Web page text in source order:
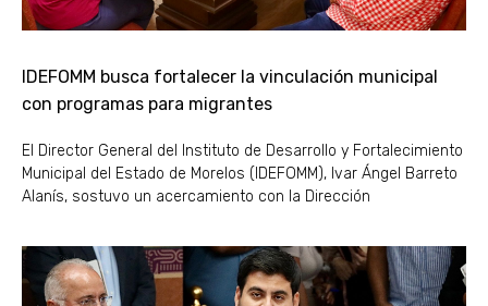
IDEFOMM busca fortalecer la vinculación municipal
con programas para migrantes
El Director General del Instituto de Desarrollo y Fortalecimiento
Municipal del Estado de Morelos (IDEFOMM), Ivar Ángel Barreto
Alanís, sostuvo un acercamiento con la Dirección